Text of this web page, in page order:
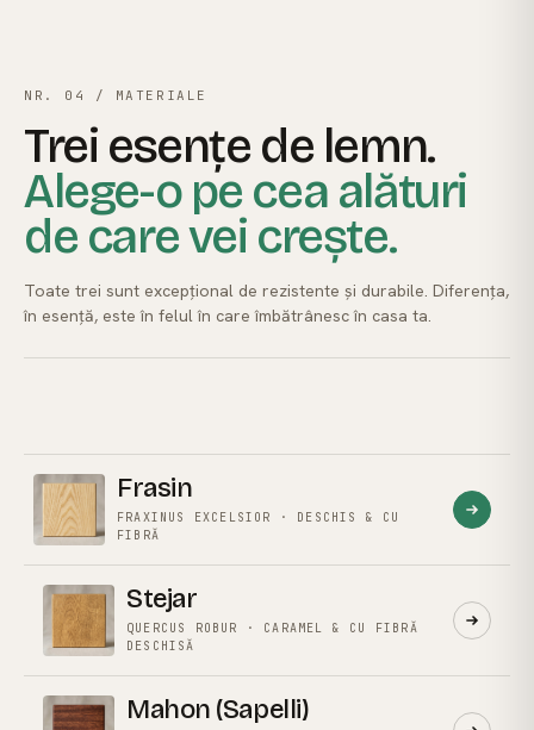
NR. 04 / MATERIALE
Trei esențe de lemn.
Alege-o pe cea alături
de care vei crește.
Toate trei sunt excepțional de rezistente și durabile. Diferența,
în esență, este în felul în care îmbătrânesc în casa ta.
Frasin
FRAXINUS EXCELSIOR · DESCHIS & CU
FIBRĂ
Stejar
QUERCUS ROBUR · CARAMEL & CU FIBRĂ
DESCHISĂ
Mahon (Sapelli)